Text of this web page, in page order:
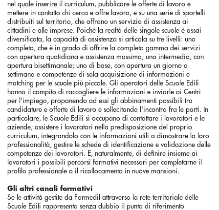
nel quale inserire il curriculum, pubblicare le offerte di lavoro e
mettere in contatto chi cerca e offre lavoro, e su una serie di sportelli
distribuiti sul territorio, che offrono un servizio di assistenza ai
cittadini e alle imprese. Poiché la realtà delle singole scuole è assai
diversificata, la capacità di assistenza si articola su tre livelli: uno
completo, che è in grado di offrire la completa gamma dei servizi
con apertura quotidiana e assistenza massima; uno intermedio, con
apertura bisettimanale; uno di base, con apertura un giorno a
settimana e competenze di sola acquisizione di informazioni e
matching per le scuole più piccole. Gli operatori delle Scuole Edili
hanno il compito di raccogliere le informazioni e inviarle ai Centri
per l'impiego, proponendo ad essi gli abbinamenti possibili tra
candidature e offerte di lavoro e sollecitando l'incontro fra le parti. In
particolare, le Scuole Edili si occupano di contattare i lavoratori e le
aziende; assistere i lavoratori nella predisposizione del proprio
curriculum, integrandolo con le informazioni utili a dimostrare la loro
professionalità; gestire le schede di identificazione e validazione delle
competenze dei lavoratori. E, naturalmente, di definire insieme ai
lavoratori i possibili percorsi formativi necessari per completarne il
profilo professionale o il ricollocamento in nuove mansioni.
Gli altri canali formativi
Se le attività gestite da Formedil attraverso la rete territoriale delle
Scuole Edili rappresenta senza dubbio il punto di riferimento